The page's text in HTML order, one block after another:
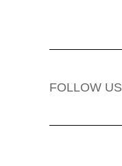
FOLLOW US